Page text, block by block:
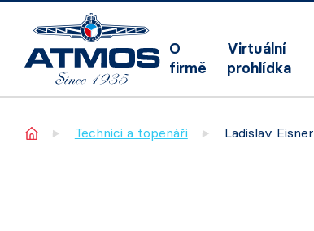
O
firmě
Virtuální
prohlídka
Home Technici a topenáři Ladislav Eisner